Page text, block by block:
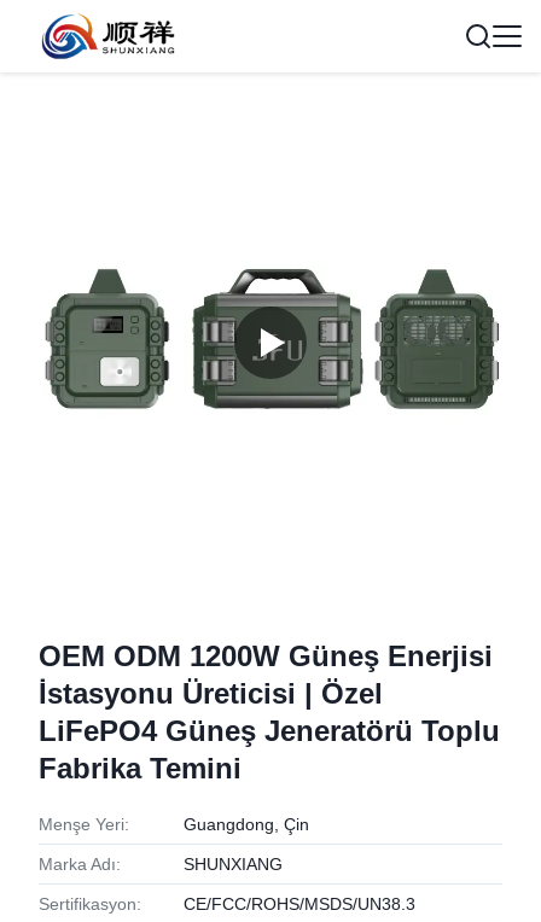
OEM ODM 1200W Güneş Enerjisi
İstasyonu Üreticisi | Özel
LiFePO4 Güneş Jeneratörü Toplu
Fabrika Temini
Menşe Yeri: Guangdong, Çin
Marka Adı: SHUNXIANG
Sertifikasyon: CE/FCC/ROHS/MSDS/UN38.3